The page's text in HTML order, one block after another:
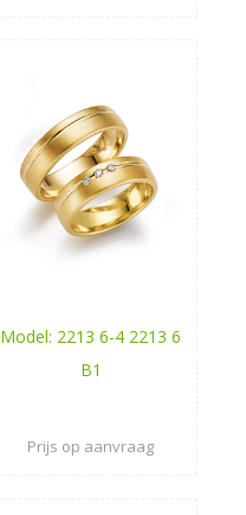
Model: 2213 6-4 2213 6
B1
Prijs op aanvraag